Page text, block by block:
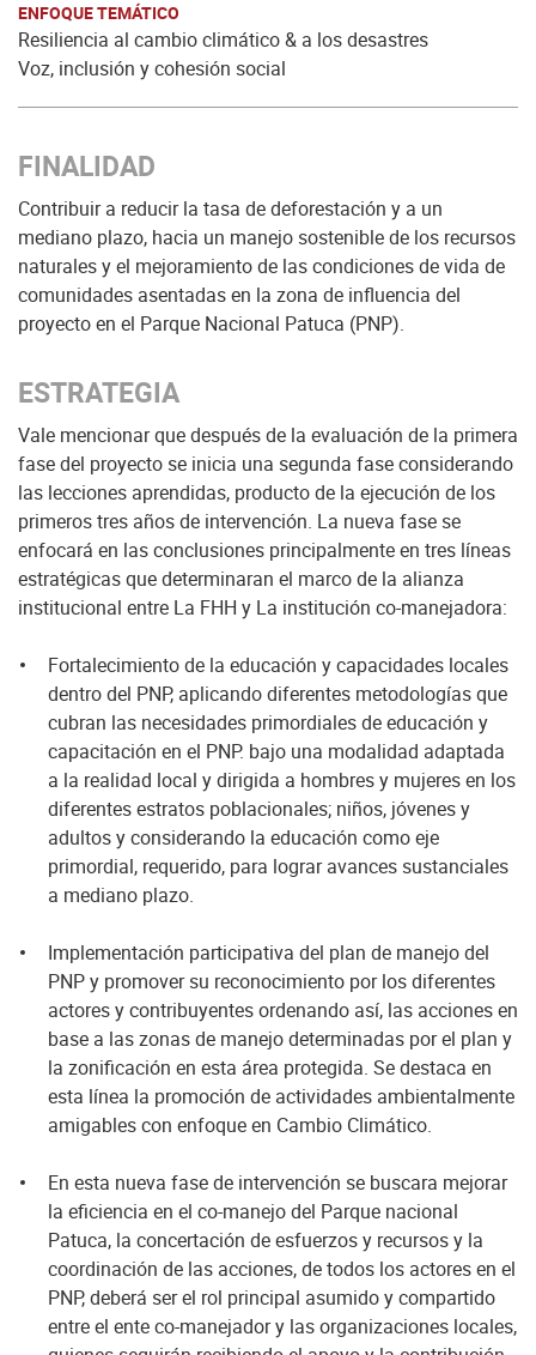
ENFOQUE TEMÁTICO
Resiliencia al cambio climático & a los desastres
Voz, inclusión y cohesión social
FINALIDAD
Contribuir a reducir la tasa de deforestación y a un
mediano plazo, hacia un manejo sostenible de los recursos
naturales y el mejoramiento de las condiciones de vida de
comunidades asentadas en la zona de influencia del
proyecto en el Parque Nacional Patuca (PNP).
ESTRATEGIA
Vale mencionar que después de la evaluación de la primera
fase del proyecto se inicia una segunda fase considerando
las lecciones aprendidas, producto de la ejecución de los
primeros tres años de intervención. La nueva fase se
enfocará en las conclusiones principalmente en tres líneas
estratégicas que determinaran el marco de la alianza
institucional entre La FHH y La institución co-manejadora:
Fortalecimiento de la educación y capacidades locales
dentro del PNP, aplicando diferentes metodologías que
cubran las necesidades primordiales de educación y
capacitación en el PNP. bajo una modalidad adaptada
a la realidad local y dirigida a hombres y mujeres en los
diferentes estratos poblacionales; niños, jóvenes y
adultos y considerando la educación como eje
primordial, requerido, para lograr avances sustanciales
a mediano plazo.
Implementación participativa del plan de manejo del
PNP y promover su reconocimiento por los diferentes
actores y contribuyentes ordenando así, las acciones en
base a las zonas de manejo determinadas por el plan y
la zonificación en esta área protegida. Se destaca en
esta línea la promoción de actividades ambientalmente
amigables con enfoque en Cambio Climático.
En esta nueva fase de intervención se buscara mejorar
la eficiencia en el co-manejo del Parque nacional
Patuca, la concertación de esfuerzos y recursos y la
coordinación de las acciones, de todos los actores en el
PNP, deberá ser el rol principal asumido y compartido
entre el ente co-manejador y las organizaciones locales,